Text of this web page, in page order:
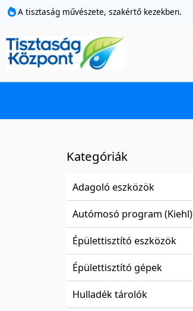
A tisztaság művészete, szakértő kezekben.
Kategóriák
Adagoló eszközök
Autómosó program (Kiehl)
Épülettisztító eszközök
Épülettisztító gépek
Hulladék tárolók